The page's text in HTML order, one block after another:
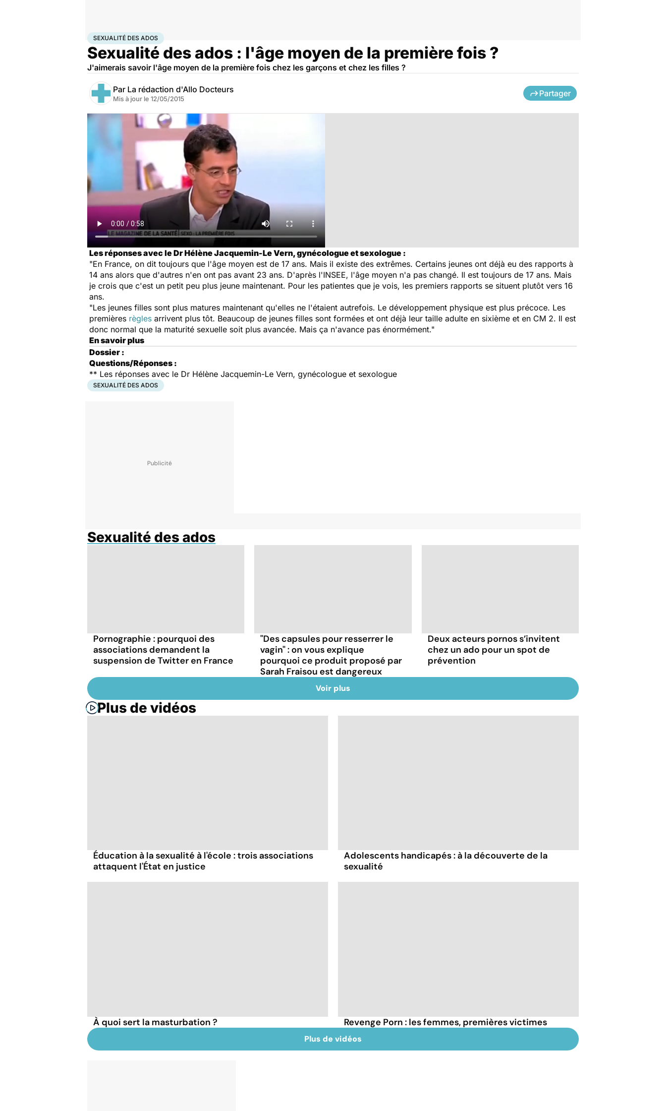
AccueilBien-êtreSexoSexualité des ados
SEXUALITÉ DES ADOS
Sexualité des ados : l'âge moyen de la première fois ?
J'aimerais savoir l'âge moyen de la première fois chez les garçons et chez les filles ?
Par La rédaction d'Allo Docteurs
Mis à jour le 12/05/2015
Partager
Les réponses avec le Dr Hélène Jacquemin-Le Vern, gynécologue et sexologue :
"En France, on dit toujours que l'âge moyen est de 17 ans. Mais il existe des extrêmes. Certains jeunes ont déjà eu des rapports à
14 ans alors que d'autres n'en ont pas avant 23 ans. D'après l'INSEE, l'âge moyen n'a pas changé. Il est toujours de 17 ans. Mais
je crois que c'est un petit peu plus jeune maintenant. Pour les patientes que je vois, les premiers rapports se situent plutôt vers 16
ans.
"Les jeunes filles sont plus matures maintenant qu'elles ne l'étaient autrefois. Le développement physique est plus précoce. Les
premières règles arrivent plus tôt. Beaucoup de jeunes filles sont formées et ont déjà leur taille adulte en sixième et en CM 2. Il est
donc normal que la maturité sexuelle soit plus avancée. Mais ça n'avance pas énormément."
En savoir plus
Dossier :
Questions/Réponses :
** Les réponses avec le Dr Hélène Jacquemin-Le Vern, gynécologue et sexologue
SEXUALITÉ DES ADOS
Sexualité des ados
Pornographie : pourquoi des
associations demandent la
suspension de Twitter en France
"Des capsules pour resserrer le
vagin" : on vous explique
pourquoi ce produit proposé par
Sarah Fraisou est dangereux
Deux acteurs pornos s’invitent
chez un ado pour un spot de
prévention
Voir plus
Plus de vidéos
Éducation à la sexualité à l'école : trois associations
attaquent l'État en justice
Adolescents handicapés : à la découverte de la
sexualité
À quoi sert la masturbation ? Revenge Porn : les femmes, premières victimes
Plus de vidéos